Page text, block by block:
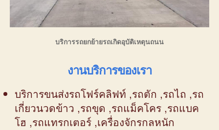
บริการรถยกย้ายรถเกิดอุบัติเหตุนถนน
งานบริการของเรา
บริการขนส่งรถโฟร์คลิฟท์ ,รถตัก ,รถไถ ,รถ
เกี่ยวนวดข้าว ,รถขุด ,รถแม็คโคร ,รถแบค
โฮ ,รถแทรกเตอร์ ,เครื่องจักรกลหนัก